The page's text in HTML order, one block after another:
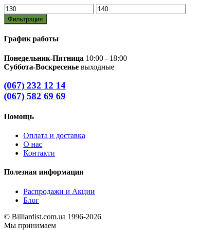
Минимальная
цена
Максимальная
цена
Фильтрация
График работы
Понедельник-Пятница 10:00 - 18:00
Суббота-Воскресенье выходные
(067) 232 12 14
(067) 582 69 69
Помощь
Оплата и доставка
О нас
Контакти
Полезная информация
Распродажи и Акции
Блог
© Billiardist.com.ua 1996-2026
Мы принимаем